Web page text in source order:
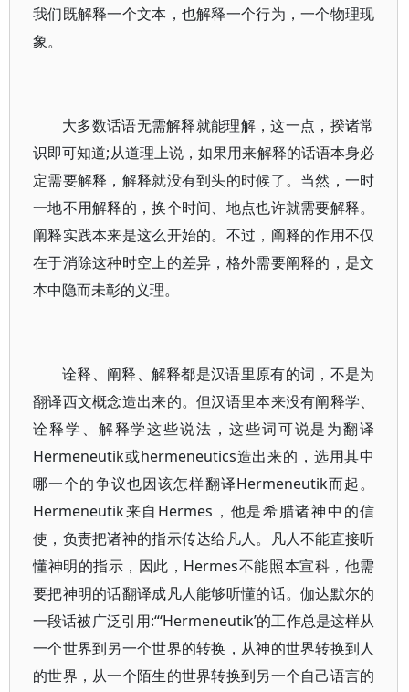
我们既解释一个文本，也解释一个行为，一个物理现
象。
大多数话语无需解释就能理解，这一点，揆诸常
识即可知道;从道理上说，如果用来解释的话语本身必
定需要解释，解释就没有到头的时候了。当然，一时
一地不用解释的，换个时间、地点也许就需要解释。
阐释实践本来是这么开始的。不过，阐释的作用不仅
在于消除这种时空上的差异，格外需要阐释的，是文
本中隐而未彰的义理。
诠释、阐释、解释都是汉语里原有的词，不是为
翻译西文概念造出来的。但汉语里本来没有阐释学、
诠释学、解释学这些说法，这些词可说是为翻译
Hermeneutik或hermeneutics造出来的，选用其中
哪一个的争议也因该怎样翻译Hermeneutik而起。
Hermeneutik来自Hermes，他是希腊诸神中的信
使，负责把诸神的指示传达给凡人。凡人不能直接听
懂神明的指示，因此，Hermes不能照本宣科，他需
要把神明的话翻译成凡人能够听懂的话。伽达默尔的
一段话被广泛引用:“‘Hermeneutik’的工作总是这样从
一个世界到另一个世界的转换，从神的世界转换到人
的世界，从一个陌生的世界转换到另一个自己语言的